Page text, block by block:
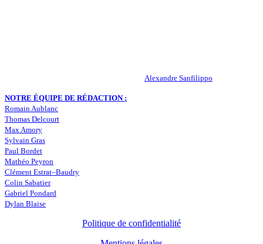
Alexandre Sanfilippo
NOTRE ÉQUIPE DE RÉDACTION :
Romain Aublanc
Thomas Delcourt
Max Amory
Sylvain Gras
Paul Bordet
Mathéo Peyron
Clément Estrat–Baudry
Colin Sabatier
Gabriel Pondard
Dylan Blaise
Politique de confidentialité